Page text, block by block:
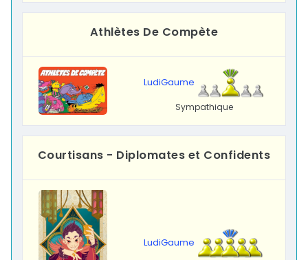
Athlètes De Compète
LudiGaume
Sympathique
Courtisans - Diplomates et Confidents
LudiGaume